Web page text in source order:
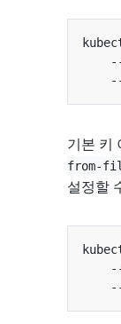
기본 키
from-
설정할